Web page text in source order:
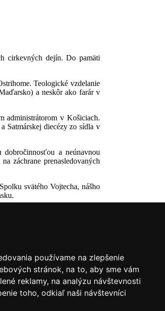
používame na zlepšenie
stránok, na to, aby sme vám
reklamy, na analýzu návštevnosti
toho, odkiaľ naši návštevníci
cirkevných dejín. Do pamäti
Teologické vzdelanie
a neskôr ako farár v
administrátorom v Košiciach.
Satmárskej diecézy zo sídla v
a neúnavnou
záchrane prenasledovaných
svätého Vojtecha, nášho